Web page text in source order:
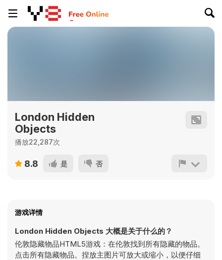
London Hidden
Objects
播放22,287次
8.8 是 否
游戏详情
London Hidden Objects 大概是关于什么的？
伦敦隐藏物品HTML5游戏：在伦敦找到所有隐藏的物品。
点击所有隐藏物品。捏放主图片可放大或缩小，以便仔细